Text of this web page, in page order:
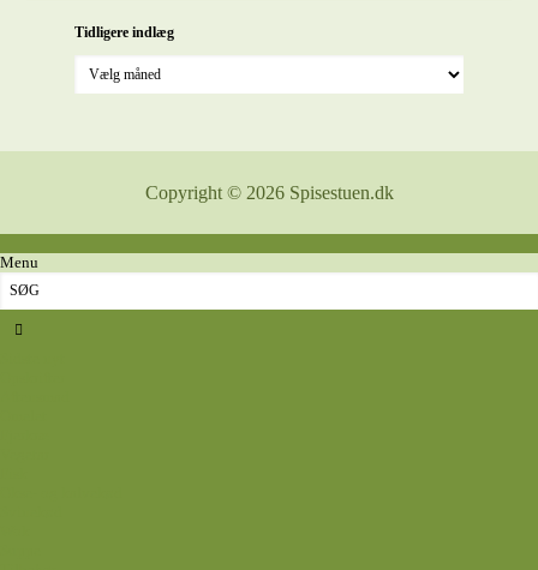
Tidligere indlæg
Copyright © 2026 Spisestuen.dk
Menu